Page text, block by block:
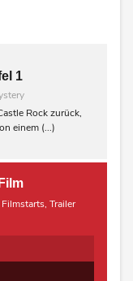
1
Rock zurück,
einem (...)
Trailer